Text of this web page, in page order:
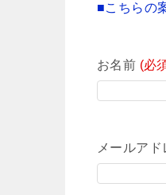
■こちらの
お名前 (必
メールアド